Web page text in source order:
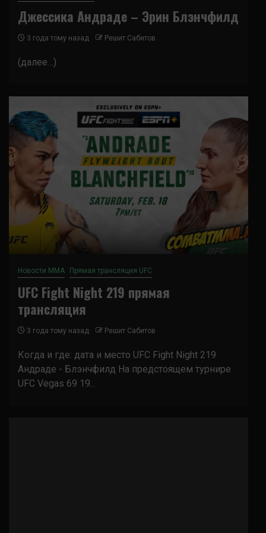
Джессика Андраде – Эрин Блэнчфилд
3 года тому назад Решит Сабитов
(далее…)
Новости ММА Прямая трансляция UFC
UFC Fight Night 219 прямая
трансляция
3 года тому назад Решит Сабитов
Когда и где: дата и место UFC Fight Night 219
Андраде - Блэнчфилд На предстоящем турнире
UFC Vegas 69 19...